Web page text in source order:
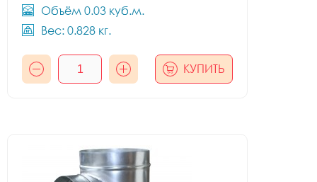
Объём 0.03 куб.м.
Вес: 0.828 кг.
КУПИТЬ